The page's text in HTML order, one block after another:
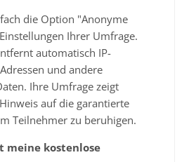
die Option "Anonyme
Ihrer Umfrage.
automatisch IP-
und andere
Ihre Umfrage zeigt
auf die garantierte
Teilnehmer zu beruhigen.
meine kostenlose